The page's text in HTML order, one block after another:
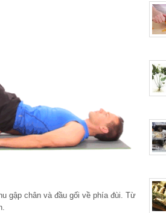
gập chân và đầu gối về phía đùi. Từ